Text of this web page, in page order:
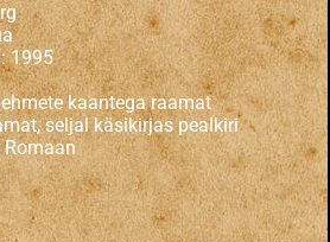
1995
kaantega raamat
seljal käsikirjas pealkiri